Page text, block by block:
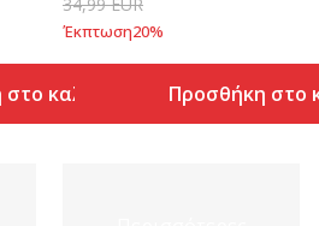
καλάθι
Έκπτωση20%
Προσθήκη στο